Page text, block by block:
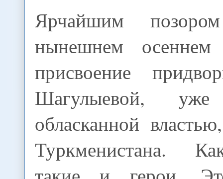
Ярчайшим
нынешнем осеннем
присвоение
Шагулыевой, уже
обласканной
Туркменистана.